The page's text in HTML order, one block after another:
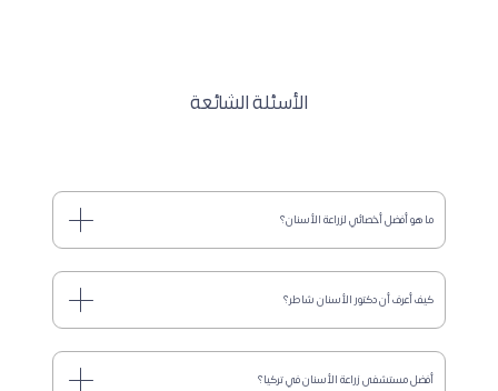
الأسئلة الشائعة
ما هو أفضل أخصائي لزراعة الأسنان؟
كيف أعرف أن دكتور الأسنان شاطر؟
أفضل مستشفى زراعة الأسنان في تركيا؟